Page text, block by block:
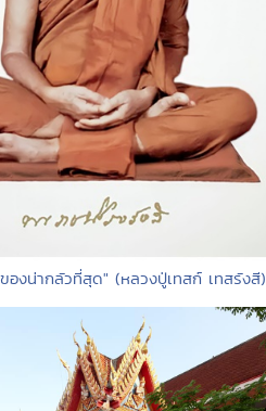
ของน่ากลัวที่สุด" (หลวงปู่เทสก์ เทสรังสี)